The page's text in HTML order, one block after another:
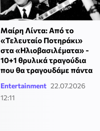
Μαίρη Λίντα: Από το
«Τελευταίο Ποτηράκι»
στα «Ηλιοβασιλέματα» -
10+1 θρυλικά τραγούδια
που θα τραγουδάμε πάντα
Entertainment 22.07.2026
12:11